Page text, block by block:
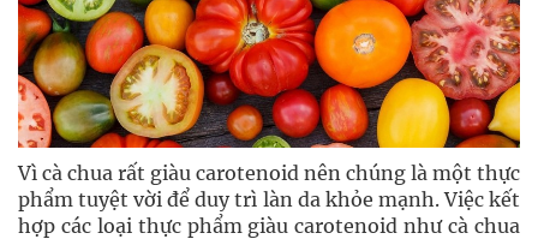
Vì cà chua rất giàu carotenoid nên chúng là một thực
phẩm tuyệt vời để duy trì làn da khỏe mạnh. Việc kết
hợp các loại thực phẩm giàu carotenoid như cà chua